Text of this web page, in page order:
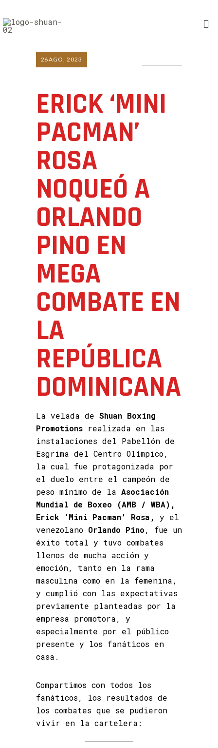
26AGO, 2023
ERICK ‘MINI
PACMAN’
ROSA
NOQUEÓ A
ORLANDO
PINO EN
MEGA
COMBATE EN
LA
REPÚBLICA
DOMINICANA
La velada de Shuan Boxing
Promotions realizada en las
instalaciones del Pabellón de
Esgrima del Centro Olímpico,
la cual fue protagonizada por
el duelo entre el campeón de
peso mínimo de la Asociación
Mundial de Boxeo (AMB / WBA),
Erick ‘Mini Pacman’ Rosa,
y el
venezolano Orlando Pino, fue un
éxito total y tuvo combates
llenos de mucha acción y
emoción, tanto en la rama
masculina como en la femenina,
y cumplió con las expectativas
previamente planteadas por la
empresa promotora, y
especialmente por el público
presente y los fanáticos en
casa.
Compartimos con todos los
fanáticos, los resultados de
los combates que se pudieron
vivir en la cartelera: